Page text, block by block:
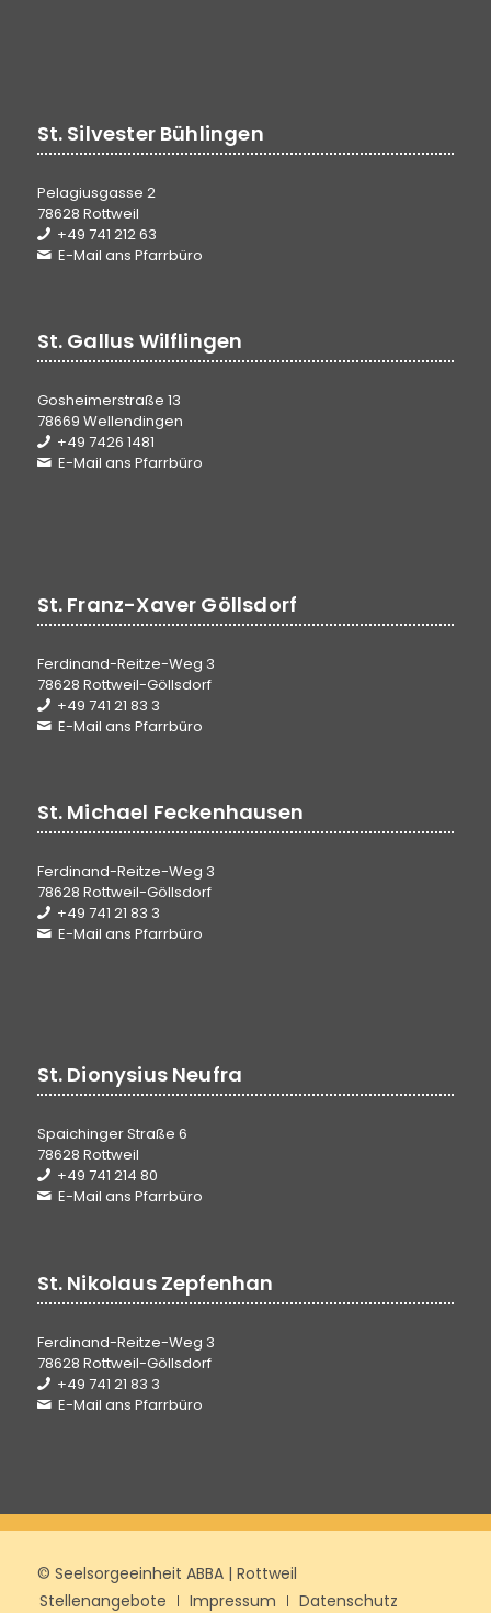
St. Silvester Bühlingen
Pelagiusgasse 2
78628 Rottweil
+49 741 212 63
E-Mail ans Pfarrbüro
St. Gallus Wilflingen
Gosheimerstraße 13
78669 Wellendingen
+49 7426 1481
E-Mail ans Pfarrbüro
St. Franz-Xaver Göllsdorf
Ferdinand-Reitze-Weg 3
78628 Rottweil-Göllsdorf
+49 741 21 83 3
E-Mail ans Pfarrbüro
St. Michael Feckenhausen
Ferdinand-Reitze-Weg 3
78628 Rottweil-Göllsdorf
+49 741 21 83 3
E-Mail ans Pfarrbüro
St. Dionysius Neufra
Spaichinger Straße 6
78628 Rottweil
+49 741 214 80
E-Mail ans Pfarrbüro
St. Nikolaus Zepfenhan
Ferdinand-Reitze-Weg 3
78628 Rottweil-Göllsdorf
+49 741 21 83 3
E-Mail ans Pfarrbüro
© Seelsorgeeinheit ABBA | Rottweil
Stellenangebote
Impressum Datenschutz